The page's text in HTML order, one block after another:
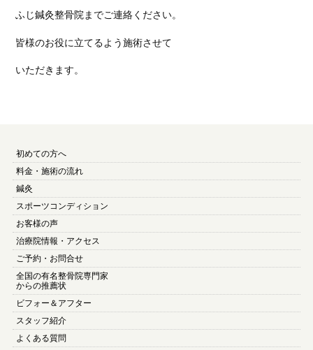
ふじ鍼灸整骨院までご連絡ください。
皆様のお役に立てるよう施術させて
いただきます。
初めての方へ
料金・施術の流れ
鍼灸
スポーツコンディション
お客様の声
治療院情報・アクセス
ご予約・お問合せ
全国の有名整骨院専門家
からの推薦状
ビフォー＆アフター
スタッフ紹介
よくある質問